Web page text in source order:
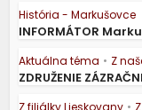
História - Markušovce
INFORMÁTOR
Aktuálna téma • Z
ZDRUŽENIE
Z filiálky Lieskovany •